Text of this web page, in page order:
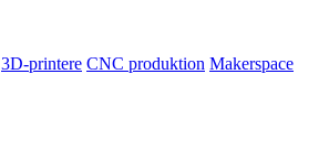
3D-printere CNC produktion Makerspace